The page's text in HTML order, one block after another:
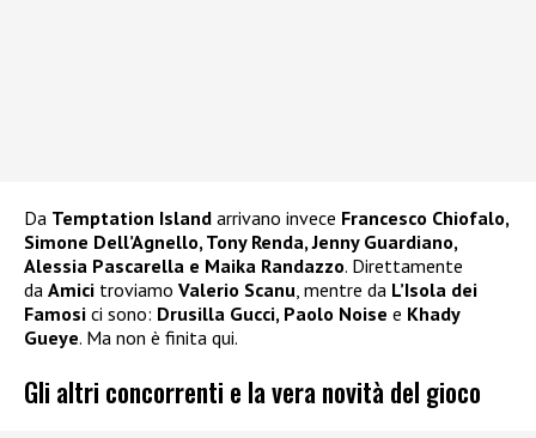
Da Temptation Island arrivano invece Francesco Chiofalo,
Simone Dell’Agnello, Tony Renda, Jenny Guardiano,
Alessia Pascarella e Maika Randazzo. Direttamente
da Amici troviamo Valerio Scanu , mentre da L’Isola dei
Famosi ci sono: Drusilla Gucci, Paolo Noise e Khady
Gueye. Ma non è finita qui.
Gli altri concorrenti e la vera novità del gioco